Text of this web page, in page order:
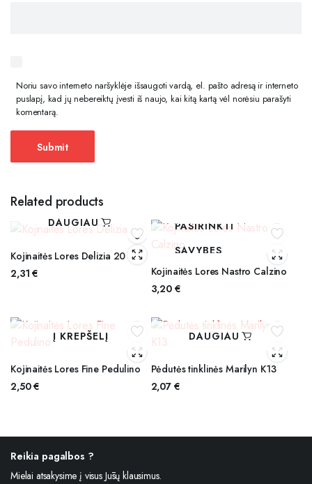
Noriu savo interneto naršyklėje išsaugoti vardą, el. pašto adresą ir interneto
puslapį, kad jų nebereiktų įvesti iš naujo, kai kitą kartą vėl norėsiu parašyti
komentarą.
Related products
DAUGIAU
Kojinaitės Lores Delizia 20
2,31€
PASIRINKTI
SAVYBES
Kojinaitės Lores Nastro Calzino
3,20 €
Į KREPŠELĮ
Kojinaitės Lores Fine Pedulino
2,50€
DAUGIAU
Pėdutės tinklinės Marilyn K13
2,07 €
Reikia pagalbos ?
Mielai atsakysime į visus Jūsų klausimus.